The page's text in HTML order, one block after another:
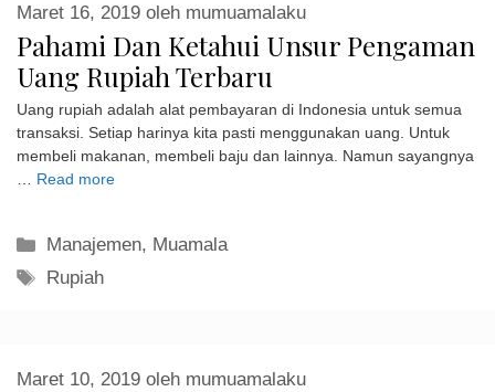
Pahami Dan Ketahui Unsur Pengaman
Uang Rupiah Terbaru
Maret 16, 2019 oleh mumuamalaku
Uang rupiah adalah alat pembayaran di Indonesia untuk semua
transaksi. Setiap harinya kita pasti menggunakan uang. Untuk
membeli makanan, membeli baju dan lainnya. Namun sayangnya
… Read more
Kategori
Manajemen, Muamala
Tag
Rupiah
Maret 10, 2019 oleh mumuamalaku